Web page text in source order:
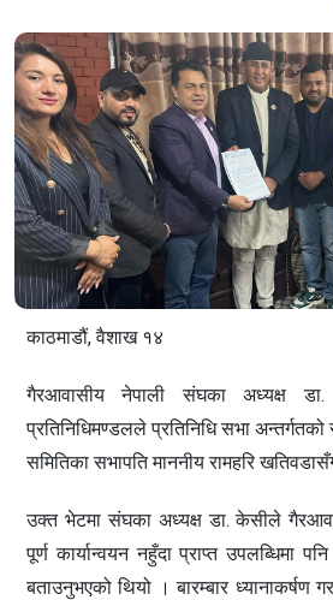
काठमाडौं, वैशाख १४
गैरआवासीय नेपाली संघका अध्यक्ष
प्रतिनिधिमण्डलले प्रतिनिधि सभा
समितिका सभापति माननीय रामहरि
उक्त भेटमा संघका अध्यक्ष डा. केसीले
पूर्ण कार्यान्वयन नहुँदा प्राप्त उपलब्धिमा
बताउनुभएको थियो । बारम्बार ध्यानाकर्षण